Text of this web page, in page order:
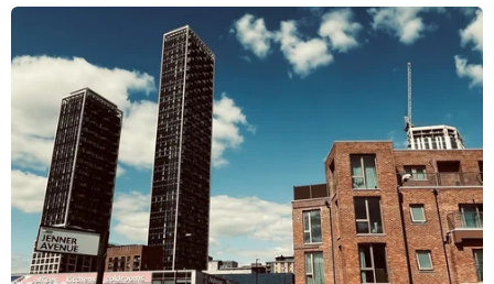
Nhà máy khí đốt tự nhiên hóa lỏng gần Korsakov, thuộc đảo
Sakhalin, Nga. (Ảnh: AFP/TTXVN)
Theo phóng viên TTXVN tại Moskva, đã xuất